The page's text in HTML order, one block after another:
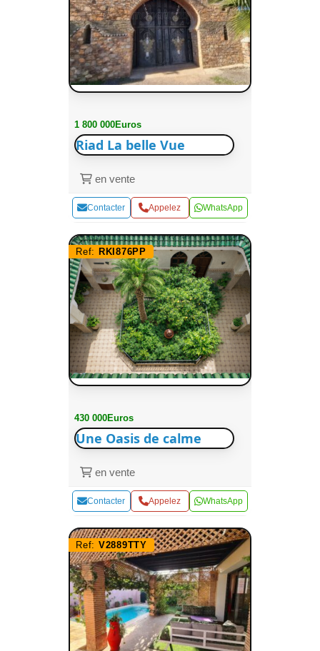
1 800 000Euros
Riad La belle Vue
en vente
Contacter Appelez WhatsApp
Ref: RKI876PP
430 000Euros
Une Oasis de calme
en vente
Contacter Appelez WhatsApp
Ref: V2889TTY